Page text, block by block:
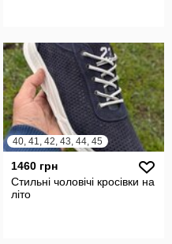
40, 41, 42, 43, 44, 45
1460 грн
Стильні чоловічі кросівки на
літо